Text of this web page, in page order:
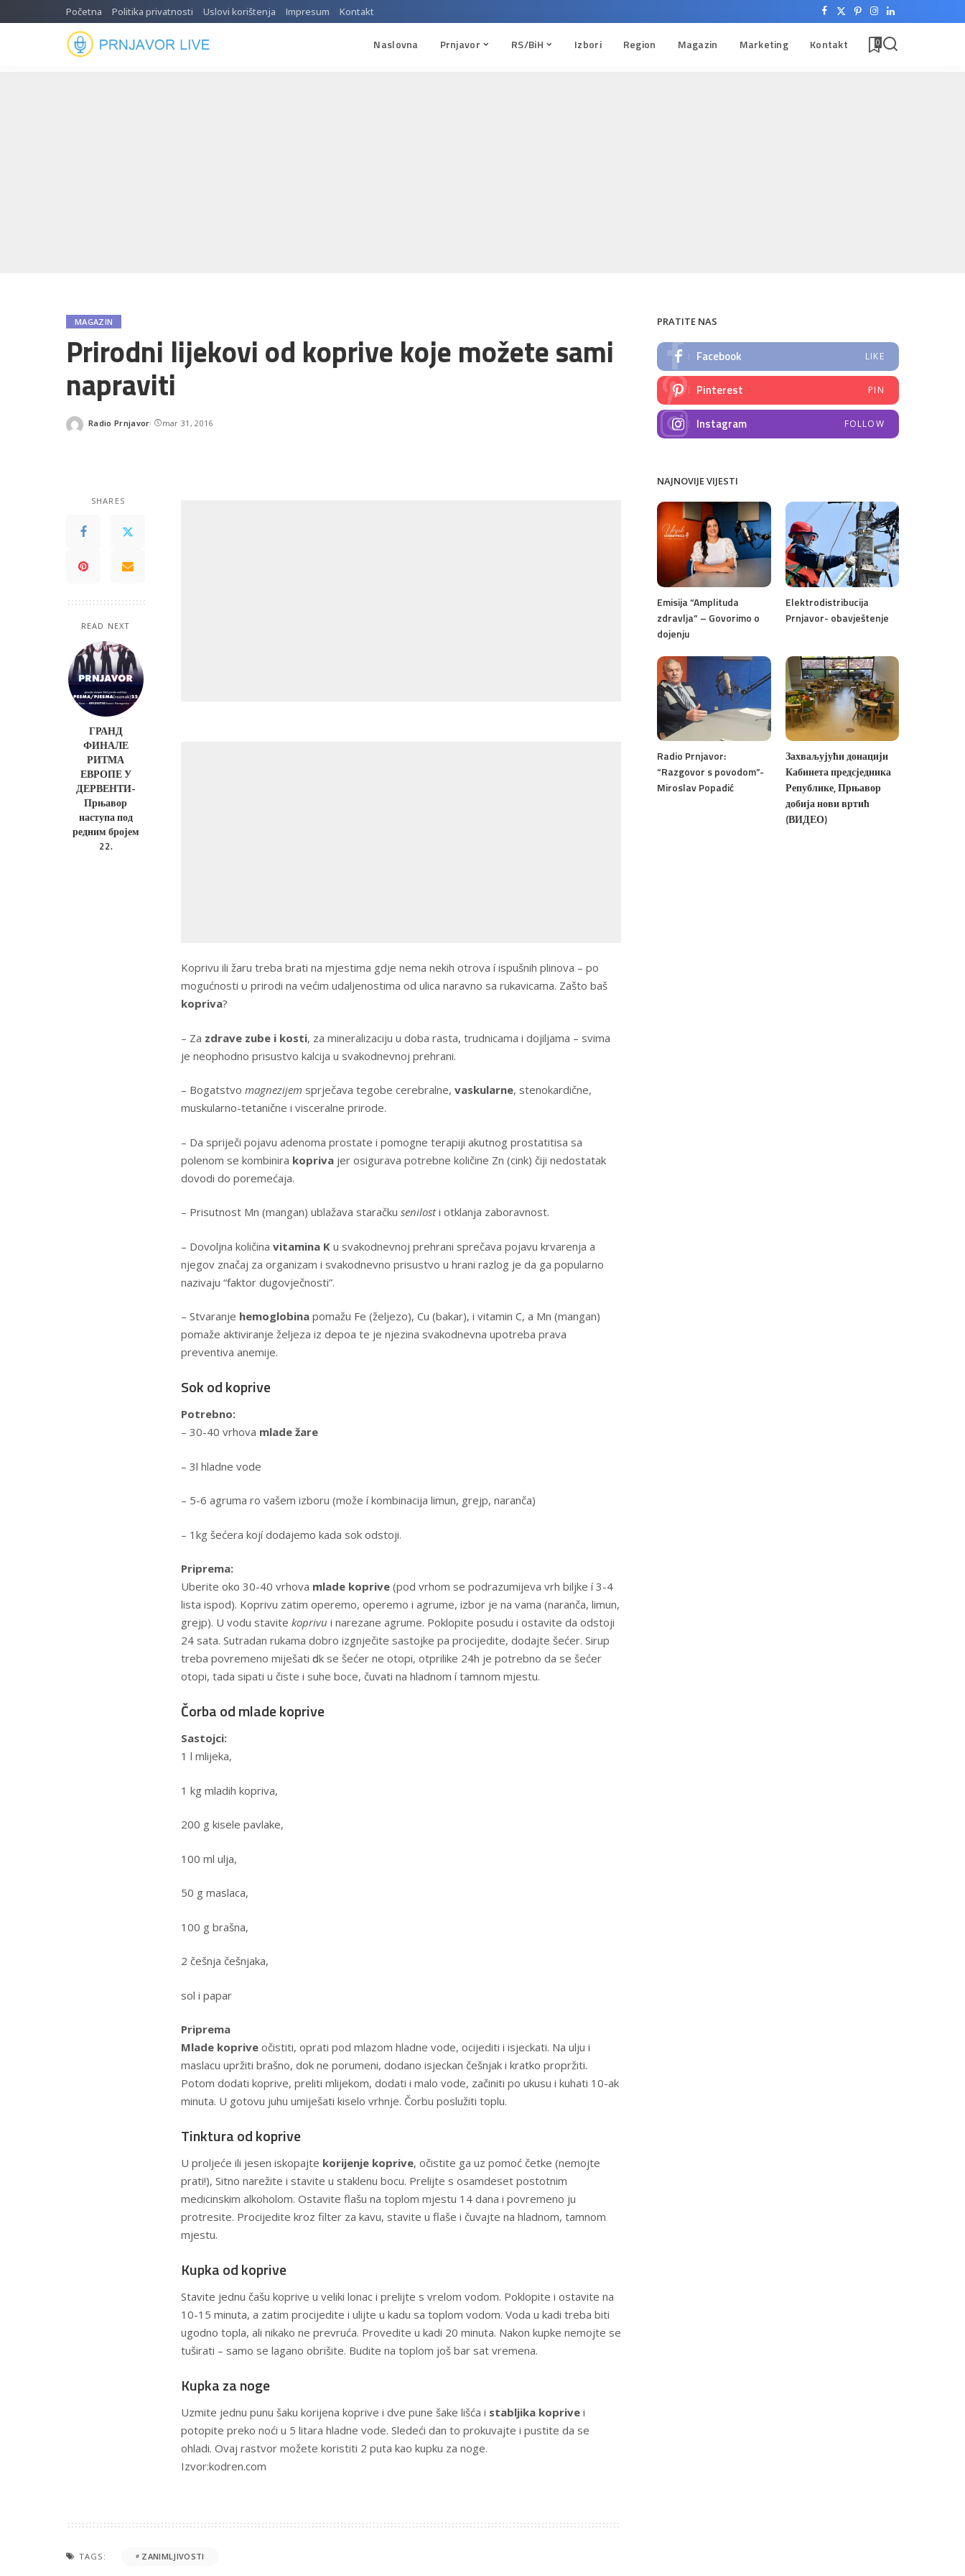
Početna Politika privatnosti Uslovi korištenja Impresum Kontakt
Naslovna Prnjavor RS/BiH Izbori Region Magazin Marketing Kontakt 0
MAGAZIN
Prirodni lijekovi od koprive koje možete sami
napraviti
Posted
Radio Prnjavor mar 31, 2016
SHARES
READ NEXT
ГРАНД
ФИНАЛЕ
РИТМА
ЕВРОПЕ У
ДЕРВЕНТИ-
Прњавор
наступа под
редним бројем
22.
Koprivu ili žaru treba brati na mjestima gdje nema nekih otrova í ispušnih plinova – pο
mogućnosti υ prirodi na većim udaljenostima od ulica naravno sa rukavicama. Zašto baš
kopriva?
– Za zdrave zube i kosti, za mineralizaciju u doba rasta, trudnicama i dojiljama – svima
je neophodno prisustvo kalcija u svakodnevnoj prehrani.
– Bogatstvo magnezijem sprječava tegobe cerebralne, vaskularne, stenokardične,
muskularno-tetanične i visceralne prirode.
– Da spriječi pojavu adenoma prostate i pomogne terapiji akutnog prostatitisa sa
polenom se kombinira kopriva jer osigurava potrebne količine Zn (cink) čiji nedostatak
dovodi do poremećaja.
– Prisutnost Mn (mangan) ublažava staračku senilosti otklanja zaboravnost.
– Dovoljna količina vitamina K u svakodnevnoj prehrani sprečava pojavu krvarenja a
njegov značaj za organizam i svakodnevno prisustvo u hrani razlog je da ga popularno
nazivaju “faktor dugovječnosti”.
– Stvaranje hemoglobina pomažu Fe (željezo), Cu (bakar), i vitamin C, a Mn (mangan)
pomaže aktiviranje željeza iz depoa te je njezina svakodnevna upotreba prava
preventiva anemije.
Sok od koprive
Potrebno:
– 30-40 vrhova mlade žare
– 3l hladne vode
– 5-6 agruma rο vašem izboru (može í kombinacija limun, grejp, naranča)
– 1kg šećera kοjí dodajemo kada sok odstoji.
Priprema:
Uberite οkο 30-40 vrhova mlade koprive (pod vrhom se podrazumijeva vrh biljke í 3-4
lista ispod). Koprivu zatim operemo, operemo i agrume, izbor je na vama (naranča, limun,
grejp). U vodu stavite koprivu i narezane agrume. Poklopite posudu i ostavite da odstoji
24 sata. Sutradan rukama dobro izgnječite sastojke pa procijedite, dodajte šećer. Sirup
treba povremeno miješati ԁοk se šećer ne otopi, otprilike 24h je potrebno da se šećer
otopi, tada sipati u čiste i suhe boce, čuvati na hladnom í tamnom mjestu.
Čorba od mlade koprive
Sastojci:
1 l mlijeka,
1 kg mladih kopriva,
200 g kisele pavlake,
100 ml ulja,
50 g maslaca,
100 g brašna,
2 češnja češnjaka,
sol i papar
Priprema
Mlade koprive očistiti, oprati pod mlazom hladne vode, ocijediti i isjeckati. Na ulju i
maslacu upržiti brašno, dok ne porumeni, dodano isjeckan češnjak i kratko propržiti.
Potom dodati koprive, preliti mlijekom, dodati i malo vode, začiniti po ukusu i kuhati 10-ak
minuta. U gotovu juhu umiješati kiselo vrhnje. Čorbu poslužiti toplu.
Tinktura od koprive
U proljeće ili jesen iskopajte korijenje koprive, očistite ga uz pomoć četke (nemojte
prati!), Sitno narežite i stavite u staklenu bocu. Prelijte s osamdeset postotnim
medicinskim alkoholom. Ostavite flašu na toplom mjestu 14 dana i povremeno ju
protresite. Procijedite kroz filter za kavu, stavite u flaše i čuvajte na hladnom, tamnom
mjestu.
Kupka od koprive
Stavite jednu čašu koprive u veliki lonac i prelijte s vrelom vodom. Poklopite i ostavite na
10-15 minuta, a zatim procijedite i ulijte u kadu sa toplom vodom. Voda u kadi treba biti
ugodno topla, ali nikako ne prevruća. Provedite u kadi 20 minuta. Nakon kupke nemojte se
tuširati – samo se lagano obrišite. Budite na toplom još bar sat vremena.
Kupka za noge
Uzmite jednu punu šaku korijena koprive i dve pune šake lišća i stabljika koprive i
potopite preko noći u 5 litara hladne vode. Sledeći dan to prokuvajte i pustite da se
ohladi. Ovaj rastvor možete koristiti 2 puta kao kupku za noge.
Izvor:kodren.com
TAGS: ZANIMLJIVOSTI
PRATITE NAS
Facebook LIKE
Pinterest PIN
Instagram FOLLOW
NAJNOVIJE VIJESTI
Emisija “Amplituda
zdravlja” – Govorimo o
dojenju
Elektrodistribucija
Prnjavor- obavještenje
Radio Prnjavor:
“Razgovor s povodom”-
Miroslav Popadić
Захваљујући донацији
Кабинета предсједника
Републике, Прњавор
добија нови вртић
(ВИДЕО)